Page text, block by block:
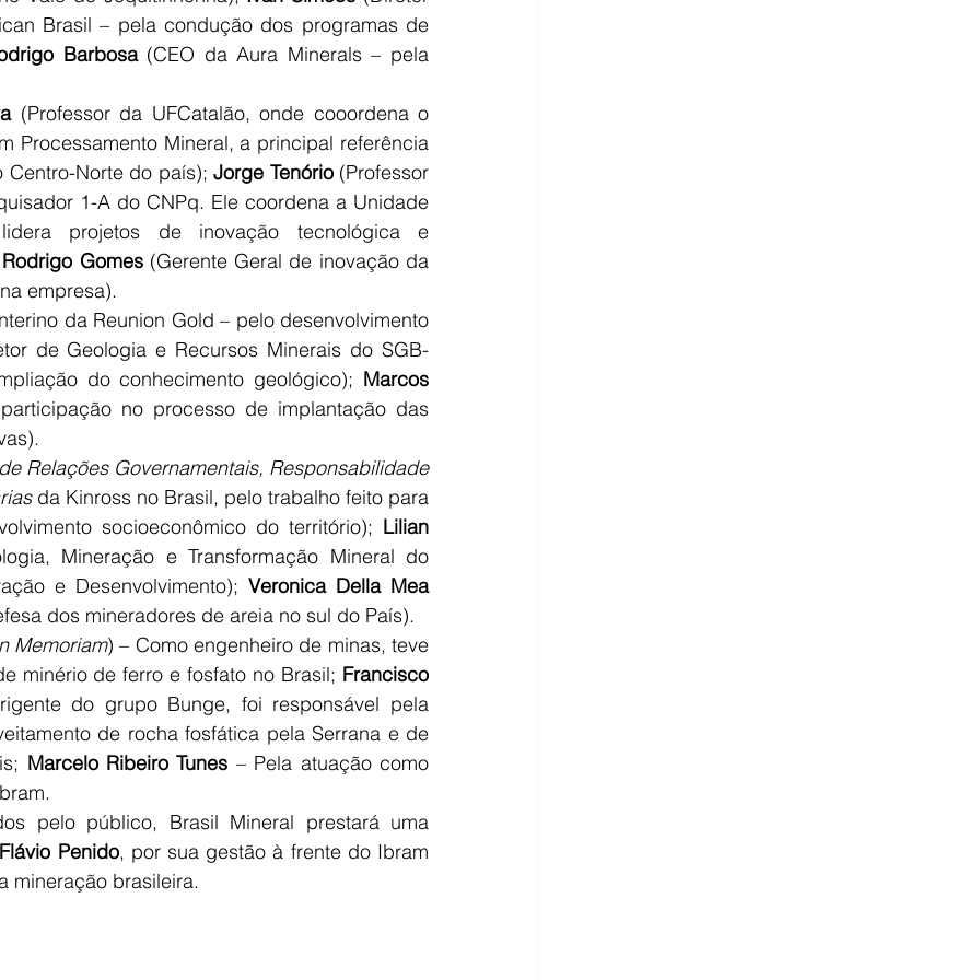
Brasil – pela condução dos programas de
Barbosa (CEO da Aura Minerals – pela
(Professor da UFCatalão, onde cooordena o
Processamento Mineral, a principal referência
Centro-Norte do país); Jorge Tenório (Professor
1-A do CNPq. Ele coordena a Unidade
projetos de inovação tecnológica e
Rodrigo Gomes (Gerente Geral de inovação da
empresa).
da Reunion Gold – pelo desenvolvimento
de Geologia e Recursos Minerais do SGB-
do conhecimento geológico); Marcos
no processo de implantação das
Relações Governamentais, Responsabilidade
da Kinross no Brasil, pelo trabalho feito para
socioeconômico do território); Lilian
Mineração e Transformação Mineral do
e Desenvolvimento); Veronica Della Mea
dos mineradores de areia no sul do País).
Memoriam) – Como engenheiro de minas, teve
minério de ferro e fosfato no Brasil; Francisco
do grupo Bunge, foi responsável pela
de rocha fosfática pela Serrana e de
Marcelo Ribeiro Tunes – Pela atuação como
Flávio Penido, por sua gestão à frente do Ibram
mineração brasileira.